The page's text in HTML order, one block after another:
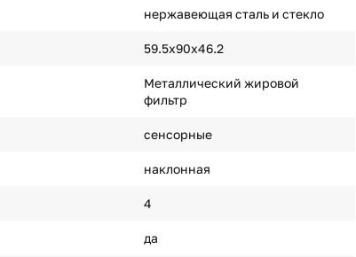
нержавеющая сталь и стекло
59.5x90x46.2
Металлический жировой
фильтр
сенсорные
наклонная
4
да